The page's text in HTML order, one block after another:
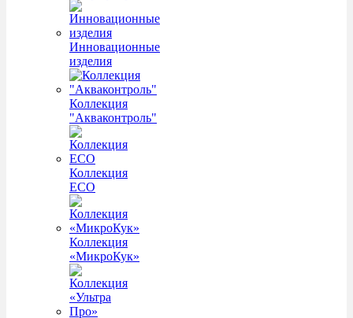
Инновационные
изделия
Коллекция
"Акваконтроль"
Коллекция
ECO
Коллекция
«МикроКук»